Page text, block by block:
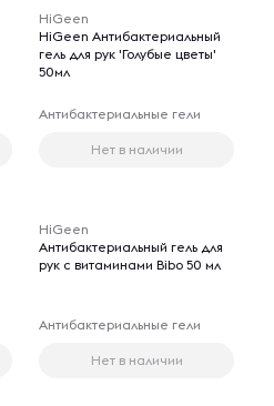
HiGeen
HiGeen Антибактериальный
гель для рук 'Голубые цветы'
50мл
Антибактериальные гели
Нет в наличии
HiGeen
Aнтибактериальный гель для
рук с витаминами Bibo 50 мл
Антибактериальные гели
Нет в наличии